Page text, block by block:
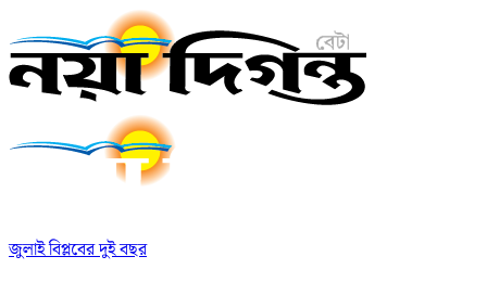
জুলাই বিপ্লবের দুই বছর